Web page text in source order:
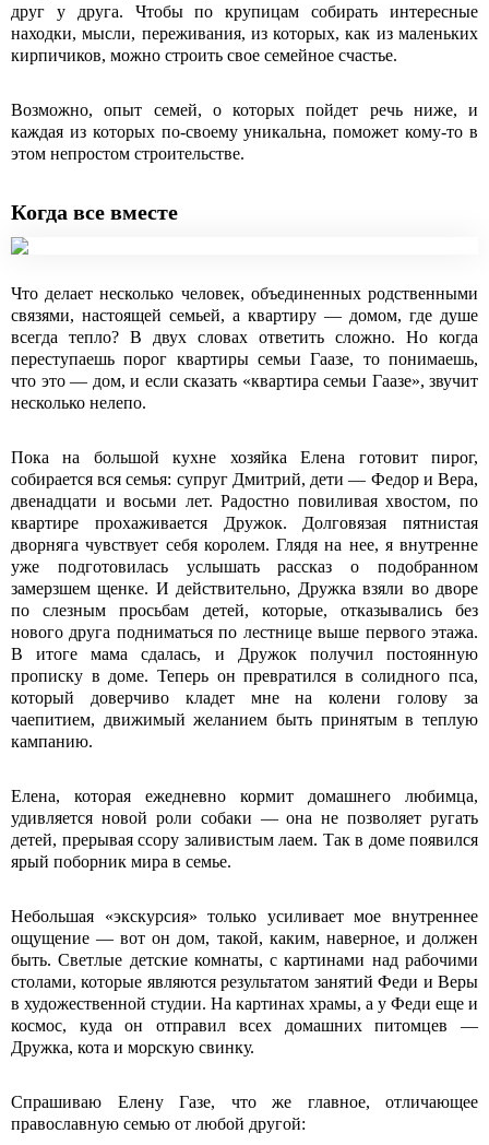
друг у друга. Чтобы по крупицам собирать интересные
находки, мысли, переживания, из которых, как из маленьких
кирпичиков, можно строить свое семейное счастье.
Возможно, опыт семей, о которых пойдет речь ниже, и
каждая из которых по-своему уникальна, поможет кому-то в
этом непростом строительстве.
Когда все вместе
Что делает несколько человек, объединенных родственными
связями, настоящей семьей, а квартиру ― домом, где душе
всегда тепло? В двух словах ответить сложно. Но когда
переступаешь порог квартиры семьи Гаазе, то понимаешь,
что это ― дом, и если сказать «квартира семьи Гаазе», звучит
несколько нелепо.
Пока на большой кухне хозяйка Елена готовит пирог,
собирается вся семья: супруг Дмитрий, дети ― Федор и Вера,
двенадцати и восьми лет. Радостно повиливая хвостом, по
квартире прохаживается Дружок. Долговязая пятнистая
дворняга чувствует себя королем. Глядя на нее, я внутренне
уже подготовилась услышать рассказ о подобранном
замерзшем щенке. И действительно, Дружка взяли во дворе
по слезным просьбам детей, которые, отказывались без
нового друга подниматься по лестнице выше первого этажа.
В итоге мама сдалась, и Дружок получил постоянную
прописку в доме. Теперь он превратился в солидного пса,
который доверчиво кладет мне на колени голову за
чаепитием, движимый желанием быть принятым в теплую
кампанию.
Елена, которая ежедневно кормит домашнего любимца,
удивляется новой роли собаки ― она не позволяет ругать
детей, прерывая ссору заливистым лаем. Так в доме появился
ярый поборник мира в семье.
Небольшая «экскурсия» только усиливает мое внутреннее
ощущение ― вот он дом, такой, каким, наверное, и должен
быть. Светлые детские комнаты, с картинами над рабочими
столами, которые являются результатом занятий Феди и Веры
в художественной студии. На картинах храмы, а у Феди еще и
космос, куда он отправил всех домашних питомцев ―
Дружка, кота и морскую свинку.
Спрашиваю Елену Газе, что же главное, отличающее
православную семью от любой другой: